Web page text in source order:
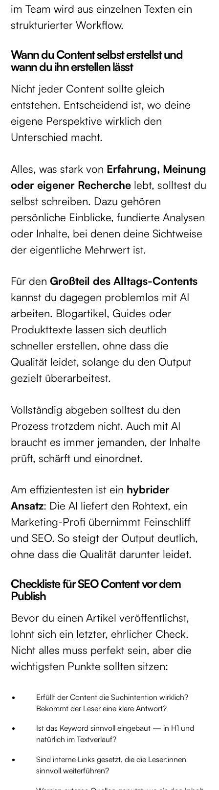
im Team wird aus einzelnen Texten ein
strukturierter Workflow.
Wann du Content selbst erstellst und
wann du ihn erstellen lässt
Nicht jeder Content sollte gleich
entstehen. Entscheidend ist, wo deine
eigene Perspektive wirklich den
Unterschied macht.
Alles, was stark von Erfahrung, Meinung
oder eigener Recherche lebt, solltest du
selbst schreiben. Dazu gehören
persönliche Einblicke, fundierte Analysen
oder Inhalte, bei denen deine Sichtweise
der eigentliche Mehrwert ist.
Für denGroßteil des Alltags-Contents
kannst du dagegen problemlos mit AI
arbeiten. Blogartikel, Guides oder
Produkttexte lassen sich deutlich
schneller erstellen, ohne dass die
Qualität leidet, solange du den Output
gezielt überarbeitest.
Vollständig abgeben solltest du den
Prozess trotzdem nicht. Auch mit AI
braucht es immer jemanden, der Inhalte
prüft, schärft und einordnet.
Am effizientesten ist ein hybrider
Ansatz: Die AI liefert den Rohtext, ein
Marketing-Profi übernimmt Feinschliff
und SEO. So steigt der Output deutlich,
ohne dass die Qualität darunter leidet.
Checkliste für SEO Content vor dem
Publish
Bevor du einen Artikel veröffentlichst,
lohnt sich ein letzter, ehrlicher Check.
Nicht alles muss perfekt sein, aber die
wichtigsten Punkte sollten sitzen:
Erfüllt der Content die Suchintention wirklich?
Bekommt der Leser eine klare Antwort?
Ist das Keyword sinnvoll eingebaut — in H1 und
natürlich im Textverlauf?
Sind interne Links gesetzt, die die Leser:innen
sinnvoll weiterführen?